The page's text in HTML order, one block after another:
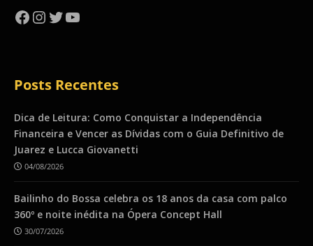
Facebook
Instagram
Twitter
YouTube
Posts Recentes
Dica de Leitura: Como Conquistar a Independência
Financeira e Vencer as Dívidas com o Guia Definitivo de
Juarez e Lucca Giovanetti
04/08/2026
Bailinho do Bossa celebra os 18 anos da casa com palco
360º e noite inédita na Ópera Concept Hall
30/07/2026